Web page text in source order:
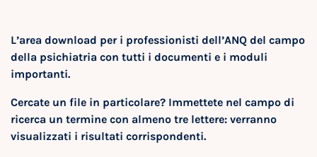
L’area download per i professionisti dell’ANQ del campo
della psichiatria con tutti i documenti e i moduli
importanti.
Cercate un file in particolare? Immettete nel campo di
ricerca un termine con almeno tre lettere: verranno
visualizzati i risultati corrispondenti.